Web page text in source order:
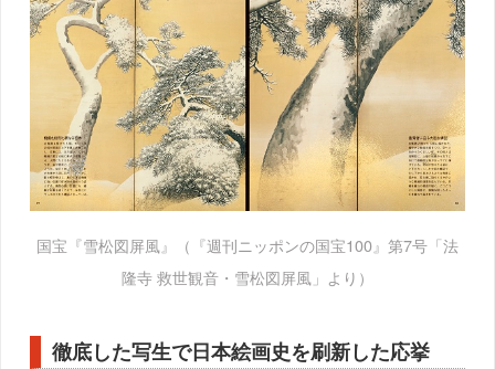
国宝『雪松図屏風』（『週刊ニッポンの国宝100』第7号「法
隆寺 救世観音・雪松図屏風」より）
徹底した写生で日本絵画史を刷新した応挙